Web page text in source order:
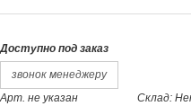
Доступно под заказ
звонок менеджеру
Арт. не указан
Склад: